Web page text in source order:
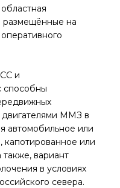
размещённые на
и
способны
двигателями ММЗ в
автомобильное или
капотированное или
вариант
в условиях
севера.